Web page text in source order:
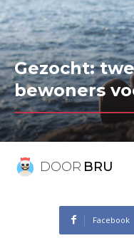
Gezocht:
bewoners
DOOR BRU
Facebook